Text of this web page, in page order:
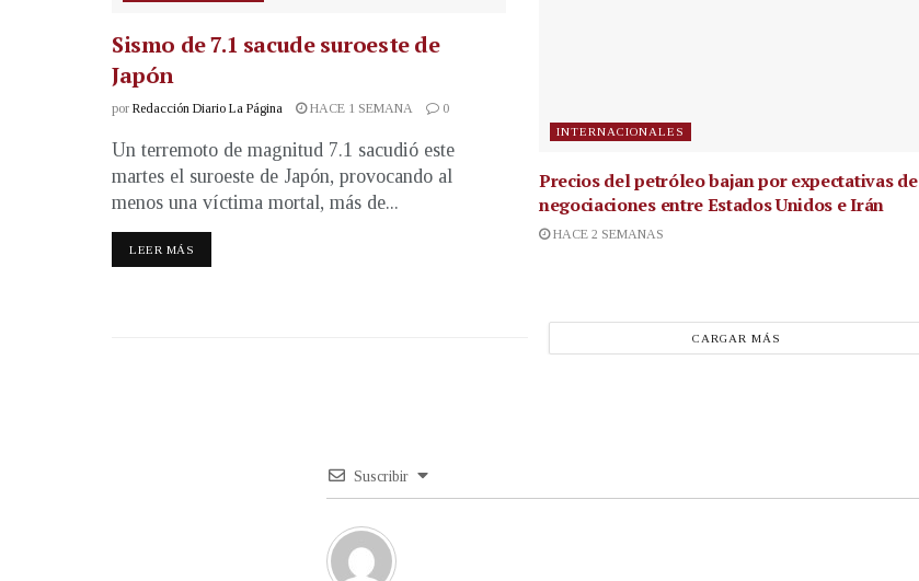
Sismo de 7.1 sacude suroeste de
Japón
por Redacción Diario La Página HACE 1 SEMANA 0
Un terremoto de magnitud 7.1 sacudió este
martes el suroeste de Japón, provocando al
menos una víctima mortal, más de...
LEER MÁS
INTERNACIONALES
Precios del petróleo bajan por expectativas de
negociaciones entre Estados Unidos e Irán
HACE 2 SEMANAS
CARGAR MÁS
Suscribir